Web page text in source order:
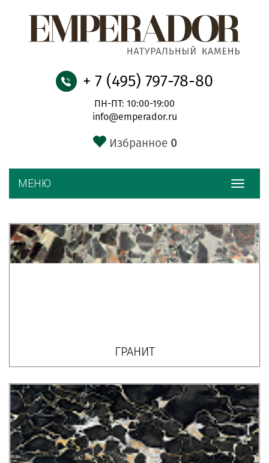
+ 7 (495) 797-78-80
ПН-ПТ: 10:00-19:00
info@emperador.ru
Избранное 0
Toggle
МЕНЮ
ГРАНИТ